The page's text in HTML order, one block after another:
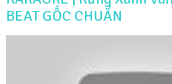
BEAT GỐC CHUẨN